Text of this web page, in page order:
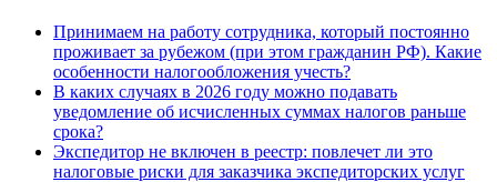
Принимаем на работу сотрудника, который постоянно
проживает за рубежом (при этом гражданин РФ). Какие
особенности налогообложения учесть?
В каких случаях в 2026 году можно подавать
уведомление об исчисленных суммах налогов раньше
срока?
Экспедитор не включен в реестр: повлечет ли это
налоговые риски для заказчика экспедиторских услуг